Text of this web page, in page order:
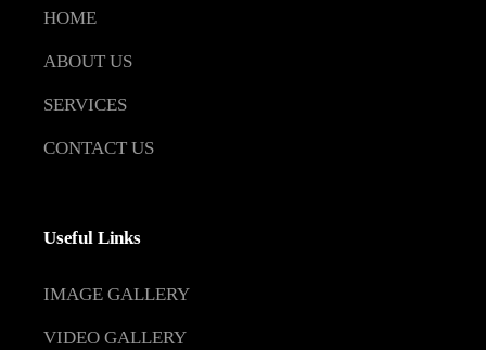
HOME
ABOUT US
SERVICES
CONTACT US
Useful Links
IMAGE GALLERY
VIDEO GALLERY